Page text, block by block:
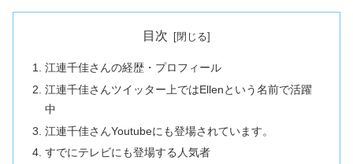
目次
江連千佳さんの経歴・プロフィール
江連千佳さんツイッター上ではEllenという名前で活躍
中
江連千佳さんYoutubeにも登場されています。
すでにテレビにも登場する人気者